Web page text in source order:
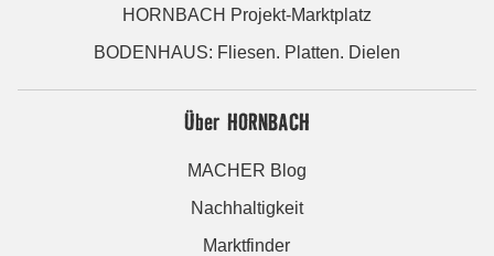
HORNBACH Projekt-Marktplatz
BODENHAUS: Fliesen. Platten. Dielen
Über HORNBACH
MACHER Blog
Nachhaltigkeit
Marktfinder